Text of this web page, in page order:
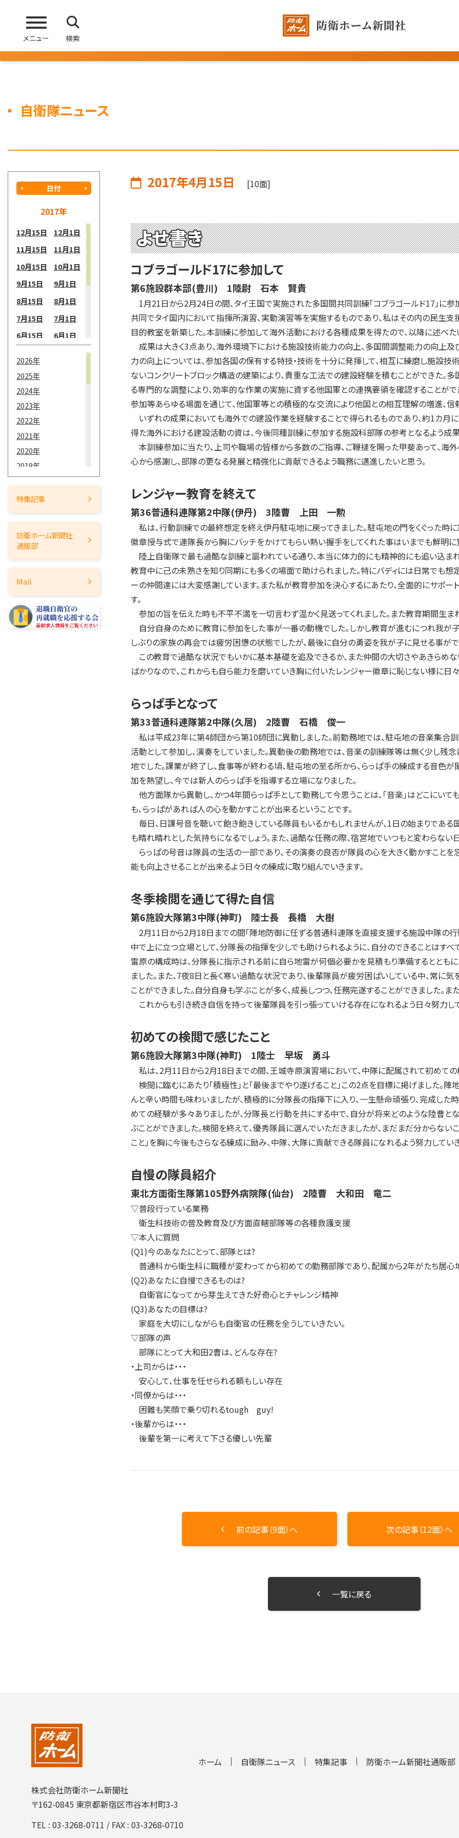
メニュー 検索
自衛隊ニュース
日付
2017年
12月15日
12月1日
11月15日
11月1日
10月15日
10月1日
9月15日
9月1日
8月15日
8月1日
7月15日
7月1日
6月15日
6月1日
3月15日
2月15日
1月15日
2026年
2025年
2024年
2023年
2022年
2021年
2020年
2019年
2018年
2017年
2014年
2012年
2011年
2009年
2008年
特集記事
防衛ホーム新聞社
通販部
Mail
2017年4月15日 [10面]
よせ書き
コブラゴールド17に参加して
第6施設群本部(豊川) 1陸尉 石本 賢貴
1月21日から2月24日の間、タイ王国で実施された多国間共同訓練「コブラゴールド17」に参
共同でタイ国内において指揮所演習、実動演習等を実施するものであり、私はその内の民生
目的教室を新築した。本訓練に参加して海外活動における各種成果を得たので、以降に述べた
成果は大きく3点あり、海外環境下における施設技術能力の向上、多国間調整能力の向上
力の向上については、参加各国の保有する特技・技術を十分に発揮して、相互に練磨し施設技
ないコンクリートブロック構造の建築により、貴重な工法での建設経験を積むことができた。
る専門的な調整により、効率的な作業の実施に資する他国軍との連携要領を確認することが
参加等あらゆる場面を通じて、他国軍等との積極的な交流により他国との相互理解の増進、
いずれの成果においても海外での建設作業を経験することで得られるものであり、約1カ月
得た海外における建設活動の資は、今後同種訓練に参加する施設科部隊の参考となるよう成
本訓練参加に当たり、上司や職場の皆様から多数のご指導、ご鞭撻を賜った甲斐あって、海
心から感謝し、部隊の更なる発展と精強化に貢献できるよう職務に邁進したいと思う。
レンジャー教育を終えて
第36普通科連隊第2中隊(伊丹) 3陸曹 上田 一勲
私は、行動訓練での最終想定を終え伊丹駐屯地に戻ってきました。駐屯地の門をくぐった時
徽章授与式で連隊長から胸にバッチをかけてもらい熱い握手をしてくれた事はいまでも鮮明に
陸上自衛隊で最も過酷な訓練と謳われている通り、本当に体力的にも精神的にも追い込ま
教育中に己の未熟さを知り同期にも多くの場面で助けられました。特にバディには日常でも
ーの仲間達には大変感謝しています。また私が教育参加を決心するにあたり、全面的にサポー
す。
参加の旨を伝えた時も不平不満を一切言わず温かく見送ってくれました。また教育期間生ま
自分自身のために教育に参加をした事が一番の動機でした。しかし教育が進むにつれ我が
しぶりの家族の再会では疲労困憊の状態でしたが、最後に自分の勇姿を我が子に見せる事が
この教育で過酷な状況でもいかに基本基礎を追及できるか、また仲間の大切さやあきらめな
ばかりなので、これからも自ら能力を磨いていき胸に付いたレンジャー徽章に恥じない様に日々
らっぱ手となって
第33普通科連隊第2中隊(久居) 2陸曹 石橋 俊一
私は平成23年に第4師団から第10師団に異動しました。前勤務地では、駐屯地の音楽集合
活動として参加し、演奏をしていました。異動後の勤務地では、音楽の訓練隊等は無く少し残念
地でした。課業が終了し、食事等が終わる頃、駐屯地の至る所から、らっぱ手の練成する音色
加を熱望し、今では新人のらっぱ手を指導する立場になりました。
他方面隊から異動し、かつ4年間らっぱ手として勤務して今思うことは、「音楽」はどこにい
も、らっぱがあれば人の心を動かすことが出来るということです。
毎日、日課号音を聴いて飽き飽きしている隊員もいるかもしれませんが、1日の始まりであ
も晴れ晴れとした気持ちになるでしょう。また、過酷な任務の際、宿営地でいつもと変わらな
らっぱの号音は隊員の生活の一部であり、その演奏の良否が隊員の心を大きく動かすことを
能も向上させることが出来るよう日々の練成に取り組んでいきます。
冬季検閲を通じて得た自信
第6施設大隊第3中隊(神町) 陸士長 長橋 大樹
2月11日から2月18日までの間「陣地防御に任ずる普通科連隊を直接支援する施設中隊の行
中で上に立つ立場として、分隊長の指揮を少しでも助けられるように、自分のできることはす
雷原の構成時は、分隊長に指示される前に自ら地雷が何個必要かを見積もり準備するととも
ました。また、7夜8日と長く寒い過酷な状況であり、後輩隊員が疲労困ぱいしている中、常に
ことができました。自分自身も学ぶことが多く、成長しつつ、任務完遂することができました。
これからも引き続き自信を持って後輩隊員を引っ張っていける存在になれるよう日々努力し
初めての検閲で感じたこと
第6施設大隊第3中隊(神町) 1陸士 早坂 勇斗
私は、2月11日から2月18日までの間、王城寺原演習場において、中隊に配属されて初めての
検閲に臨むにあたり「積極性」と「最後までやり遂げること」この2点を目標に掲げました
んと辛い時間も味わいましたが、積極的に分隊長の指揮下に入り、一生懸命頑張り、完成した
めての経験が多々ありましたが、分隊長と行動を共にする中で、自分が将来どのような陸曹
ぶことができました。検閲を終えて、優秀隊員に選んでいただきましたが、まだまだ分からない
こと」を胸に今後もさらなる練成に励み、中隊、大隊に貢献できる隊員になれるよう努力してい
自慢の隊員紹介
東北方面衛生隊第105野外病院隊(仙台) 2陸曹 大和田 竜二
▽普段行っている業務
衛生科技術の普及教育及び方面直轄部隊等の各種救護支援
▽本人に質問
(Q1)今のあなたにとって、部隊とは?
普通科から衛生科に職種が変わってから初めての勤務部隊であり、配属から2年がたち居
(Q2)あなたに自慢できるものは?
自衛官になってから芽生えてきた好奇心とチャレンジ精神
(Q3)あなたの目標は?
家庭を大切にしながらも自衛官の任務を全うしていきたい。
▽部隊の声
部隊にとって大和田2曹は、どんな存在?
・上司からは・・・
安心して、仕事を任せられる頼もしい存在
・同僚からは・・・
困難も笑顔で乗り切れるtough guy!
・後輩からは・・・
後輩を第一に考えて下さる優しい先輩
前の記事（9面）へ 次の記事（12面）へ
一覧に戻る
株式会社防衛ホーム新聞社
〒162-0845 東京都新宿区市谷本村町3-3
TEL :03-3268-0711 / FAX : 03-3268-0710
ホーム 自衛隊ニュース 特集記事 防衛ホーム新聞社通販部